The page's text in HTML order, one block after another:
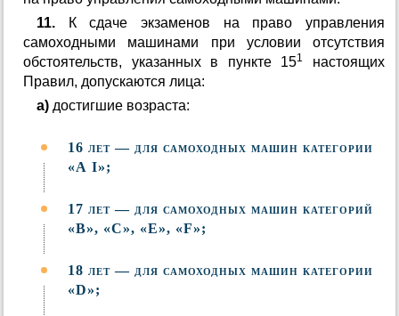
11. К сдаче экзаменов на право управления
самоходными машинами при условии отсутствия
обстоятельств, указанных в пункте 151
настоящих
Правил, допускаются лица:
а) достигшие возраста:
16 лет — для самоходных машин категории
«А I»;
17 лет — для самоходных машин категорий
«В», «С», «Е», «F»;
18 лет — для самоходных машин категории
«D»;